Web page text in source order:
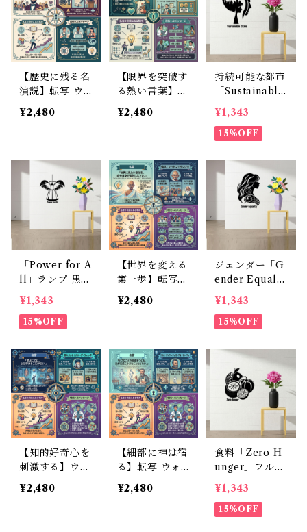
×50cm
30×50cm
m
【歴史に残る名
演説】転写 ウ
ォールステッカ
ー リンカーン
仕上がり 30×5
0cm
¥2,480
【限界を突破す
る熱い言葉】ウ
ォールステッカ
ー ナポレオン
なし ブラック
30×50cm
¥2,480
持続可能な都市
「Sustainable
Cities」街並み
黒シルエット壁
ステッカー 30×
がせる [Earth
Beast]
¥1,343
15%OFF
「Power for A
ll」ランプ 黒シ
ルエット壁ステ
ッカー 30×30c
m 貼って剥が
ast]
¥1,343
15%OFF
【世界を変える
第一歩】転写
ウォールステッ
カー ガンジー
マットブラック
30×50cm
¥2,480
ジェンダー「G
ender Equalit
y」男女シルエ
ット壁ステッカ
ー 30×30cm
[Earth Beast]
¥1,343
15%OFF
【知的好奇心を
刺激する】ウォ
ールステッカー
ダヴィンチ 英
¥2,480
【細部に神は宿
る】転写 ウォ
ールステッカー
ミケランジェロ
¥2,480
食料「Zero H
unger」フルー
ツ 黒シルエッ
ト壁ステッカー
30×30cm 貼っ
¥1,343
15%OFF